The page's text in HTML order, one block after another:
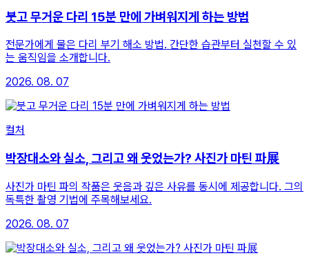
붓고 무거운 다리 15분 만에 가벼워지게 하는 방법
전문가에게 물은 다리 부기 해소 방법. 간단한 습관부터 실천할 수 있
는 움직임을 소개합니다.
2026. 08. 07
컬처
박장대소와 실소, 그리고 왜 웃었는가? 사진가 마틴 파展
사진가 마틴 파의 작품은 웃음과 깊은 사유를 동시에 제공합니다. 그의
독특한 촬영 기법에 주목해보세요.
2026. 08. 07